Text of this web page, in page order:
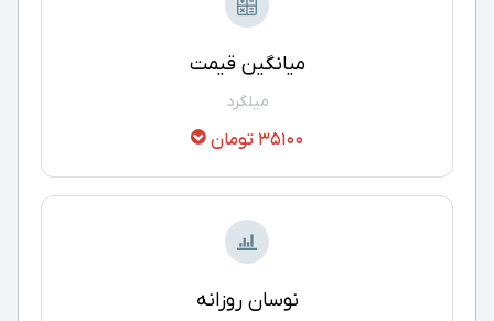
میانگین قیمت
میلگرد
35100 تومان
نوسان روزانه